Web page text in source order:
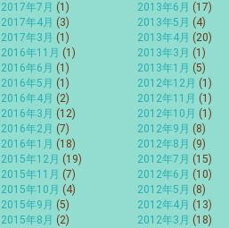
2017年7月 (1)
2017年4月 (3)
2017年3月 (1)
2016年11月 (1)
2016年6月 (1)
2016年5月 (1)
2016年4月 (2)
2016年3月 (12)
2016年2月 (7)
2016年1月 (18)
2015年12月 (19)
2015年11月 (7)
2015年10月 (4)
2015年9月 (5)
2015年8月 (2)
2013年6月 (17)
2013年5月 (4)
2013年4月 (20)
2013年3月 (1)
2013年1月 (5)
2012年12月 (1)
2012年11月 (1)
2012年10月 (1)
2012年9月 (8)
2012年8月 (9)
2012年7月 (15)
2012年6月 (10)
2012年5月 (8)
2012年4月 (13)
2012年3月 (18)